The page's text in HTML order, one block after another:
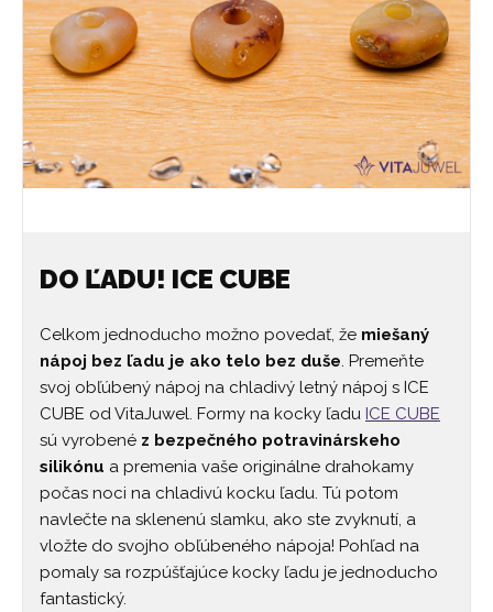
DO ĽADU! ICE CUBE
Celkom jednoducho možno povedať, že miešaný
nápoj bez ľadu je ako telo bez duše. Premeňte
svoj obľúbený nápoj na chladivý letný nápoj s ICE
CUBE od VitaJuwel. Formy na kocky ľadu ICE CUBE
sú vyrobené z bezpečného potravinárskeho
silikónu a premenia vaše originálne drahokamy
počas noci na chladivú kocku ľadu. Tú potom
navlečte na sklenenú slamku, ako ste zvyknutí, a
vložte do svojho obľúbeného nápoja! Pohľad na
pomaly sa rozpúšťajúce kocky ľadu je jednoducho
fantastický.